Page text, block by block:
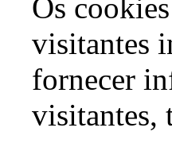
Os
visitantes
fornecer
visitantes,